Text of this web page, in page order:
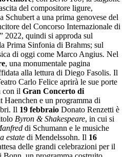
del compositore ligure,
Schubert a una prima genovese del
del Concorso Internazionale di
2022, quindi si approda sul
Prima Sinfonia di Brahms; sul
di oggi come Marco Angius. Nel
, una monumentale pagina
alla lettura di Diego Fasolis. Il
Carlo Felice aprirà le sue porte
con il Gran Concerto di
Haenchen e un programma di
Il 19 febbraio Donato Renzetti è
Byron & Shakespeare, in cui si
di Schumann e le musiche
estate di Mendelssohn. Il 16
delle grandi celebrazioni per il